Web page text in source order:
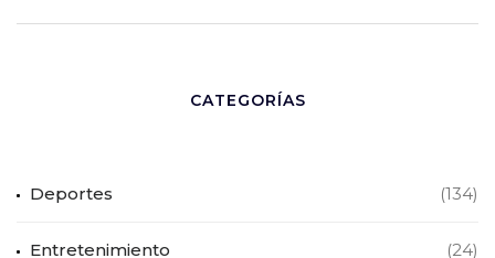
CATEGORÍAS
Deportes (134)
Entretenimiento (24)